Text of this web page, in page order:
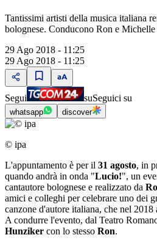
Tantissimi artisti della musica italiana
bolognese. Conducono Ron e
29 Ago 2018 - 11:25
29 Ago 2018 - 11:25
Segui suSeguici su
whatsapp discover
© ipa
L'appuntamento è per il 31 agosto, in
quando andrà in onda "Lucio!", un
cantautore bolognese e realizzato da
amici e colleghi per celebrare uno dei
canzone d'autore italiana, che nel
A condurre l'evento, dal Teatro
Hunziker con lo stesso Ron.